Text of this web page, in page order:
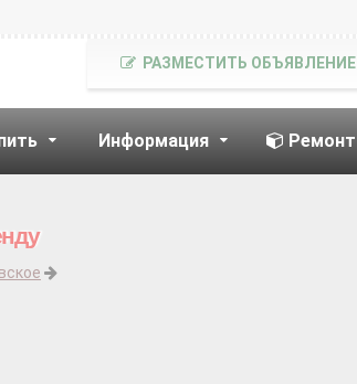
Информация Ремонт
РАЗМЕСТИТЬ ОБЪЯВЛЕНИЕ